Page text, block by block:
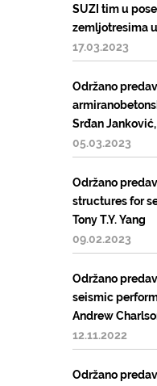
SUZI tim u
zemljotresima
17.03.2023
Održano
Srđan
05.03.2023
Održano
structures for
Tony T.Y. Yang
09.02.2023
Održano
seismic
Andrew
12.11.2022
Održano